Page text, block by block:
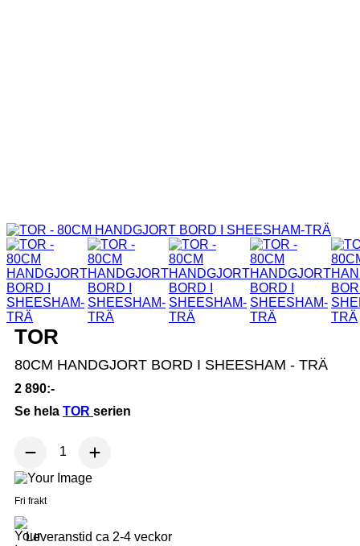
TOR
80CM HANDGJORT BORD I SHEESHAM - TRÄ
2 890:-
Se hela TOR serien
Fri frakt
Leveranstid ca 2-4 veckor